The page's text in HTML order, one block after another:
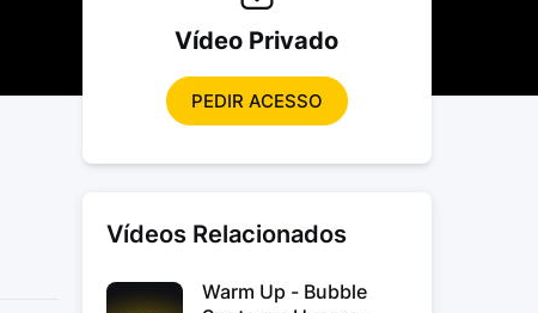
Vídeo Privado
PEDIR ACESSO
Vídeos Relacionados
Warm Up - Bubble